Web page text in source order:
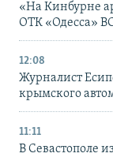
«На Кинбурне
ОТК «Одесса»
12:08
Журналист
крымского
11:11
В Севастополе